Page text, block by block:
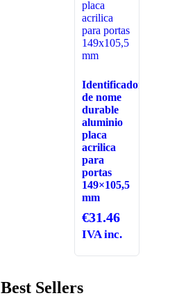
Identificador
de nome
durable
aluminio
placa
acrilica
para
portas
149×105,5
mm
€31.46
IVA inc.
Best Sellers